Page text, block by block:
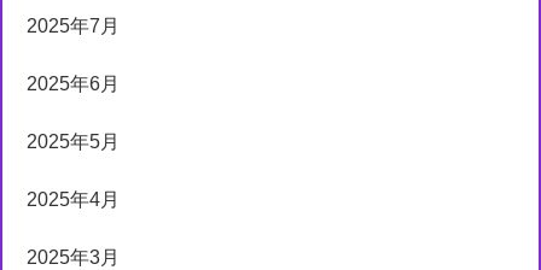
2025年7月
2025年6月
2025年5月
2025年4月
2025年3月